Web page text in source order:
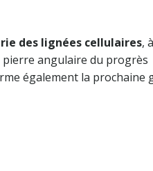
des lignées cellulaires,
angulaire du progrès
également la prochaine